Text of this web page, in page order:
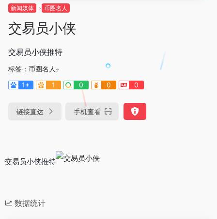
新闻媒体 币圈名人
交易员小侠
交易员小侠推特
标签： 币圈名人
1+
1 0 0 0
链接直达 手机查看
交易员小侠推特
数据统计